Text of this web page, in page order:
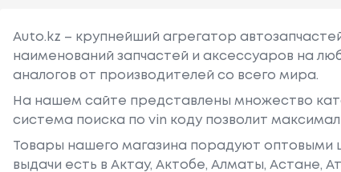
Auto.kz – крупнейший агрегатор
наименований запчастей и аксессуаров на
аналогов от производителей со всего мира.
На нашем сайте представлены множество
система поиска по vin коду позволит
Товары нашего магазина порадуют оптовыми
выдачи есть в Актау, Актобе, Алматы, Астане,